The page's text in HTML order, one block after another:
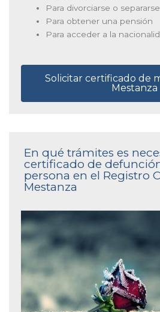
Para divorciarse o separarse
Para obtener una pensión
Para acceder a la
Solicitar certificado de
Mestanza
En qué trámites es
certificado de
persona en el Registro
Mestanza